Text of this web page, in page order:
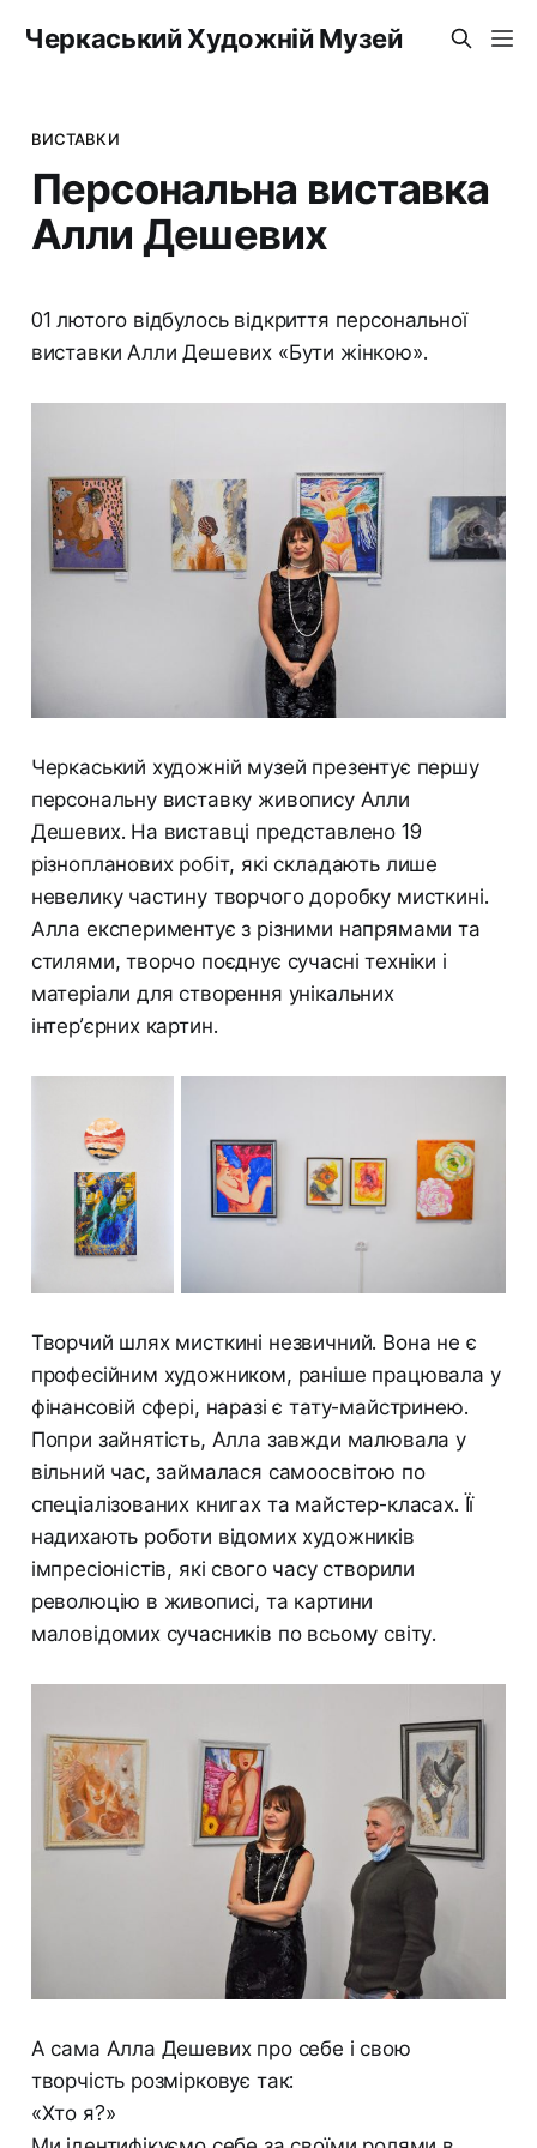
Черкаський Художній Музей
ВИСТАВКИ
Персональна виставка
Алли Дешевих
01 лютого відбулось відкриття персональної
виставки Алли Дешевих «Бути жінкою».
Черкаський художній музей презентує першу
персональну виставку живопису Алли
Дешевих. На виставці представлено 19
різнопланових робіт, які складають лише
невелику частину творчого доробку мисткині.
Алла експериментує з різними напрямами та
стилями, творчо поєднує сучасні техніки і
матеріали для створення унікальних
інтер’єрних картин.
Творчий шлях мисткині незвичний. Вона не є
професійним художником, раніше працювала у
фінансовій сфері, наразі є тату-майстринею.
Попри зайнятість, Алла завжди малювала у
вільний час, займалася самоосвітою по
спеціалізованих книгах та майстер-класах. Її
надихають роботи відомих художників
імпресіоністів, які свого часу створили
революцію в живописі, та картини
маловідомих сучасників по всьому світу.
А сама Алла Дешевих про себе і свою
творчість розмірковує так:
«Хто я?»